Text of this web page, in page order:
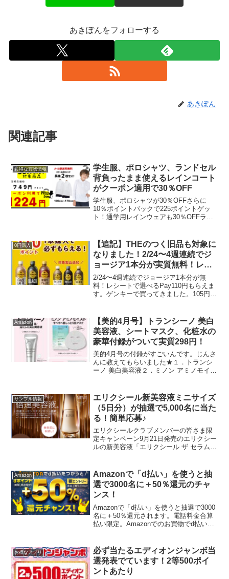
あきぽんをフォローする
あきぽん
関連記事
お得な買物情報
学生服、ポロシャツ、ランドセル
背負ったまま使えるレインコート
がクーポン適用で30％OFF
学生服、ポロシャツが30％OFFさらに
10％ポイントバックで225ポイントゲッ
ト！通学用レインウェアも30％OFFラン
えそう。ライザップのレギンスも
30％OFF30％O...
0円購入
【追記】THEのつく旧品も対象に
なりました！2/24〜4週連続でジ
ョージア1本分が実質無料！レシ
ート応募でその場で選べる
Pay110円分もらえる！J-
CoinPay10％還元
2/24〜4週連続でジョージア1本分が無
料！レシートで選べるPay110円もらえま
す。ゲンキーで買ってきました。105円
証エラーになったそうです。これから買
う...
Amazon
【美的4月号】トランシーノ 美白
美容液、シートマスク、化粧水の
豪華付録がついて実質298円！
美的4月号の付録がすごいんです。じんさ
んに教えてもらいました★１．トランシ
ーノ 美白美容液２．ミノン アミノモイス
液) 2包しかも492ポイント獲得で実質
2...
サンプル情報
エリクシール新美容液ミニサイズ
（5日分）が抽選で5,000名に当た
る！簡単応募♪
エリクシールクラブメンバーの皆さま限
定キャンペーン9月21日発売のエリクシー
ルの新美容液「エリクシール ザ セラム
には「Beauty Key会員」および「エ...
Amazon
Amazonで「d払い」を使うと抽
選で3000名に＋50％還元のチャ
ンス！
Amazonで「d払い」を使うと抽選で3000
名に＋50％還元されます。電話料金合算
払い限定。Amazonでのお買物でd払いの
でのお買い物が対象。）A...
お得なアプリ
必ず当たるエディオンジャンボ当
選発表でています！2等500ポイ
ントあたり